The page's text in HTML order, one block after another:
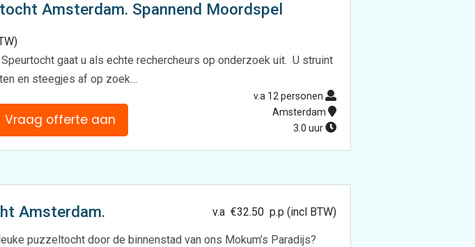
Amsterdam. Spannend Moordspel
gaat u als echte rechercheurs op onderzoek uit. U struint
en steegjes af op zoek…
v.a 12 personen
Amsterdam
3.0 uur
Vraag offerte aan
Amsterdam. v.a €32.50p.p (incl BTW)
puzzeltocht door de binnenstad van ons Mokum’s Paradijs?